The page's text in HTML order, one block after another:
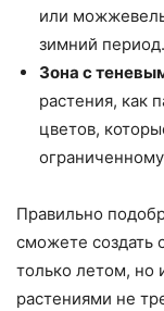
или
зимний период.
Зона с
растения, как
цветов,
ограниченному
Правильно
сможете создать
только летом, но
растениями не